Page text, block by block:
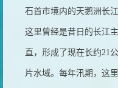
石首市境内的天鹅洲长
这里曾经是昔日的长江主
直，形成了现在长约21
片水域。每年汛期，这